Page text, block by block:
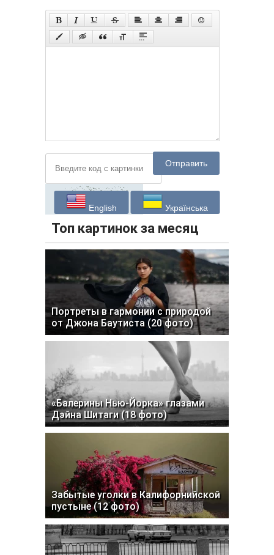
Отправить
English Українська
Топ картинок за месяц
Портреты в гармонии с природой
от Джона Баутиста (20 фото)
«Балерины Нью-Йорка» глазами
Дэйна Шитаги (18 фото)
Забытые уголки в Калифорнийской
пустыне (12 фото)